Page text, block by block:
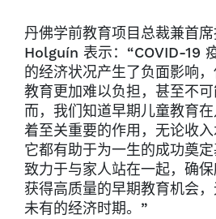
丹佛学前教育项目总裁兼首
Holguín 表示：“COVID-19
的经济状况产生了负面影响
教育更加难以负担，甚至不
而，我们知道早期儿童教育
着至关重要的作用，无论收入
它都有助于为一生的成功奠
致力于与家人站在一起，确
获得高质量的早期教育机会
未有的经济时期。”